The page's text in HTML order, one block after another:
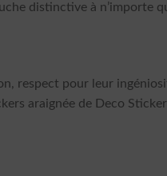
distinctive à n’importe
respect pour leur
araignée de Deco